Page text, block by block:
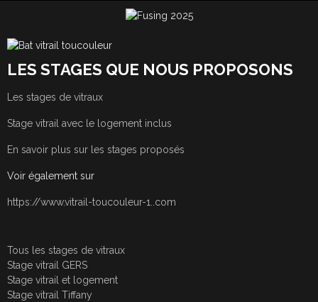
LES STAGES QUE NOUS PROPOSONS
Les stages de vitraux
Stage vitrail avec le logement inclus
En savoir plus sur les stages proposés
Voir également sur
https://www.vitrail-toucouleur-1..com
Tous les stages de vitraux
Stage vitrail GERS
Stage vitrail et logement
Stage vitrail Tiffany